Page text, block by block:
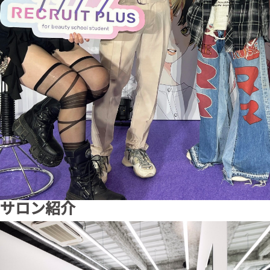
サロン紹介